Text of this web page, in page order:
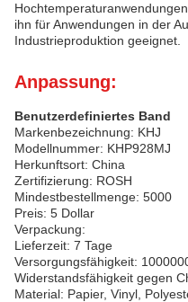
ihn für Anwendungen in der
Industrieproduktion geeignet.
Anpassung:
Benutzerdefiniertes Band
Markenbezeichnung: KHJ
Modellnummer: KHP928MJ
Herkunftsort: China
Zertifizierung: ROSH
Mindestbestellmenge: 5000
Preis: 5 Dollar
Verpackung:
Lieferzeit: 7 Tage
Versorgungsfähigkeit:
Widerstandsfähigkeit gegen
Material: Papier, Vinyl,